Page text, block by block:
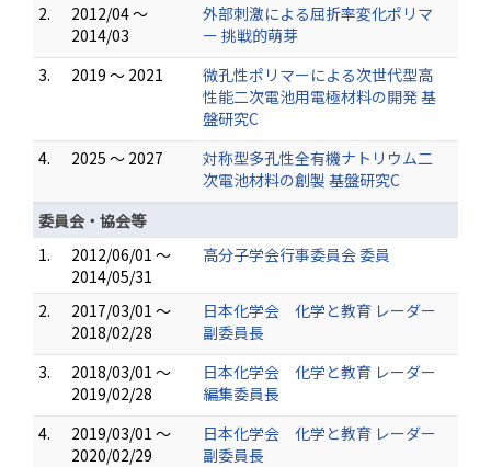
2.
2012/04 ～
2014/03
外部刺激による屈折率変化ポリマ
ー 挑戦的萌芽
3.
2019 ～ 2021
微孔性ポリマーによる次世代型高
性能二次電池用電極材料の開発 基
盤研究C
4.
2025 ～ 2027
対称型多孔性全有機ナトリウム二
次電池材料の創製 基盤研究C
委員会・協会等
1.
2012/06/01 ～
2014/05/31
高分子学会行事委員会 委員
2.
2017/03/01 ～
2018/02/28
日本化学会 化学と教育 レーダー
副委員長
3.
2018/03/01 ～
2019/02/28
日本化学会 化学と教育 レーダー
編集委員長
4.
2019/03/01 ～
2020/02/29
日本化学会 化学と教育 レーダー
副委員長